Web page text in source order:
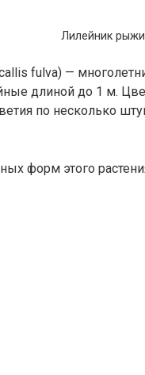
Лилейник
fulva) —
длиной до 1 м.
по несколько
форм этого